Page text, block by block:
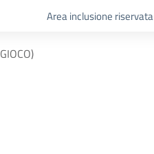
Area inclusione riservata